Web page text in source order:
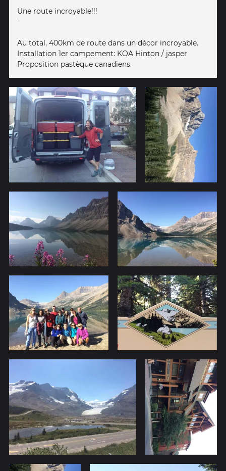
Une route incroyable!!!
-
Au total, 400km de route dans un décor incroyable.
Installation 1er campement: KOA Hinton / jasper
Proposition pastèque canadiens.